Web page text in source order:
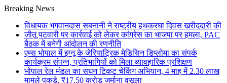
Breaking News
विधायक भगवानदास सबनानी ने राष्ट्रीय हथकरघा दिवस खरीददारी की
जीतू पटवारी पर कार्रवाई को लेकर कांग्रेस का भाजपा पर हमला, PAC
बैठक में बनेगी आंदोलन की रणनीति
एम्स भोपाल में इग्नू के जेरियाट्रिक मेडिसिन डिप्लोमा का संपर्क
कार्यक्रम संपन्न, प्रतिभागियों को मिला व्यावहारिक प्रशिक्षण
भोपाल रेल मंडल का सघन टिकट चेकिंग अभियान, 4 माह में 2.30 लाख
मामले पकड़े, ₹17.50 करोड़ जुर्माना वसूला